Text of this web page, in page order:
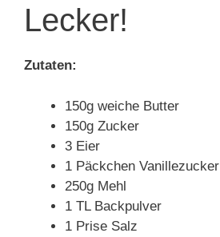
Lecker!
Zutaten:
150g weiche Butter
150g Zucker
3 Eier
1 Päckchen Vanillezucker
250g Mehl
1 TL Backpulver
1 Prise Salz